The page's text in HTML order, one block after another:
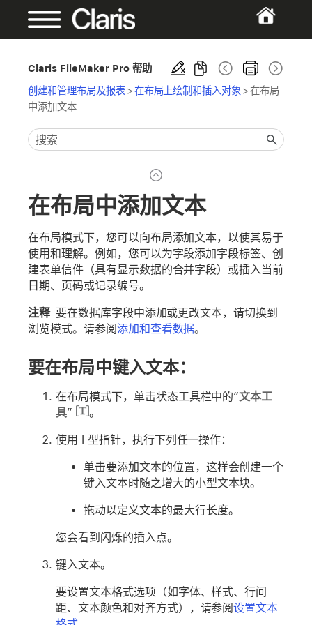
Claris FileMaker Pro 帮助
创建和管理布局及报表>在布局上绘制和插入对象 >在布局
中添加文本
在布局中添加文本
在布局模式下，您可以向布局添加文本，以使其易于
使用和理解。例如，您可以为字段添加字段标签、创
建表单信件（具有显示数据的合并字段）或插入当前
日期、页码或记录编号。
注释 要在数据库字段中添加或更改文本，请切换到
浏览模式。请参阅添加和查看数据。
要在布局中键入文本：
在布局模式下，单击状态工具栏中的“文本工
具” 。
使用 I 型指针，执行下列任一操作：
单击要添加文本的位置，这样会创建一个
键入文本时随之增大的小型文本块。
拖动以定义文本的最大行长度。
您会看到闪烁的插入点。
键入文本。
要设置文本格式选项（如字体、样式、行间
距、文本颜色和对齐方式），请参阅设置文本